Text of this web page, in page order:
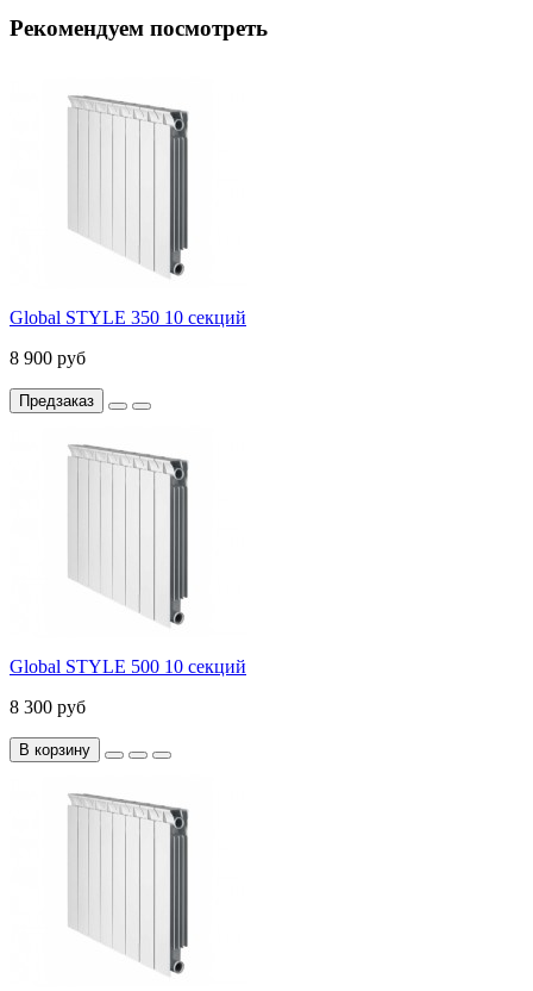
Рекомендуем посмотреть
Global STYLE 350 10 секций
8 900 руб
Предзаказ
Global STYLE 500 10 секций
8 300 руб
В корзину